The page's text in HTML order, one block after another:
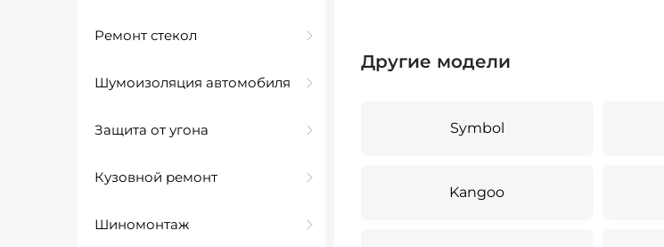
Ремонт стекол
Шумоизоляция автомобиля
Защита от угона
Кузовной ремонт
Шиномонтаж
Другие модели
Symbol
Kangoo